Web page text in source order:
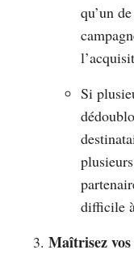
qu’un
Si
difficile
Maîtrisez vos